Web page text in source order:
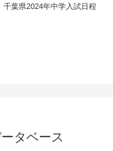
千葉県2024年中学入試日程
タベース